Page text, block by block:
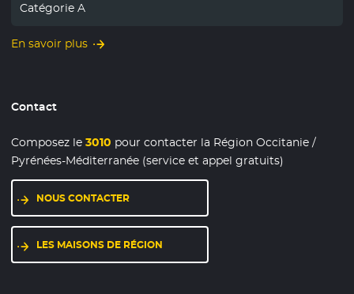
Catégorie A
En savoir plus
Contact
Composez le3010 pour contacter la Région Occitanie /
Pyrénées-Méditerranée (service et appel gratuits)
NOUS CONTACTER
LES MAISONS DE RÉGION